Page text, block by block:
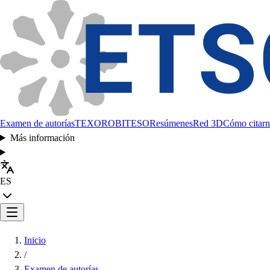
Examen de autoríasTEXOROBITESOResúmenesRed 3DCómo
Más información
ES
Inicio
/